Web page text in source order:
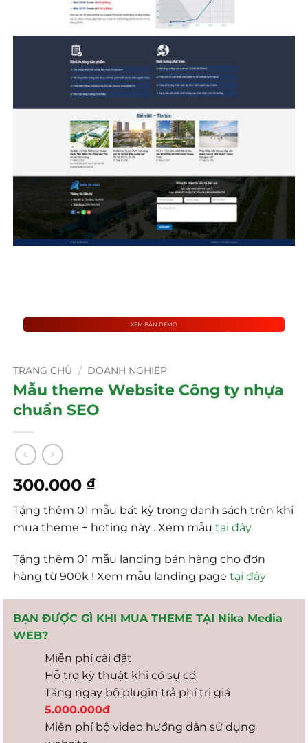
XEM BẢN DEMO
TRANG CHỦ / DOANH NGHIỆP
Mẫu theme Website Công ty nhựa
chuẩn SEO
300.000₫
Tặng thêm 01 mẫu bất kỳ trong danh sách trên khi
mua theme + hoting này . Xem mẫutại đây
Tặng thêm 01 mẫu landing bán hàng cho đơn
hàng từ 900k ! Xem mẫu landing pagetại đây
BẠN ĐƯỢC GÌ KHI MUA THEME TẠI Nika Media
WEB?
Miễn phí cài đặt
Hỗ trợ kỹ thuật khi có sự cố
Tặng ngay bộ plugin trả phí trị giá
5.000.000đ
Miễn phí bộ video hướng dẫn sử dụng